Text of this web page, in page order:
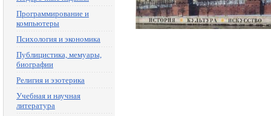
Программирование и
компьютеры
Психология и экономика
Публицистика, мемуары,
биографии
Религия и эзотерика
Учебная и научная
литература